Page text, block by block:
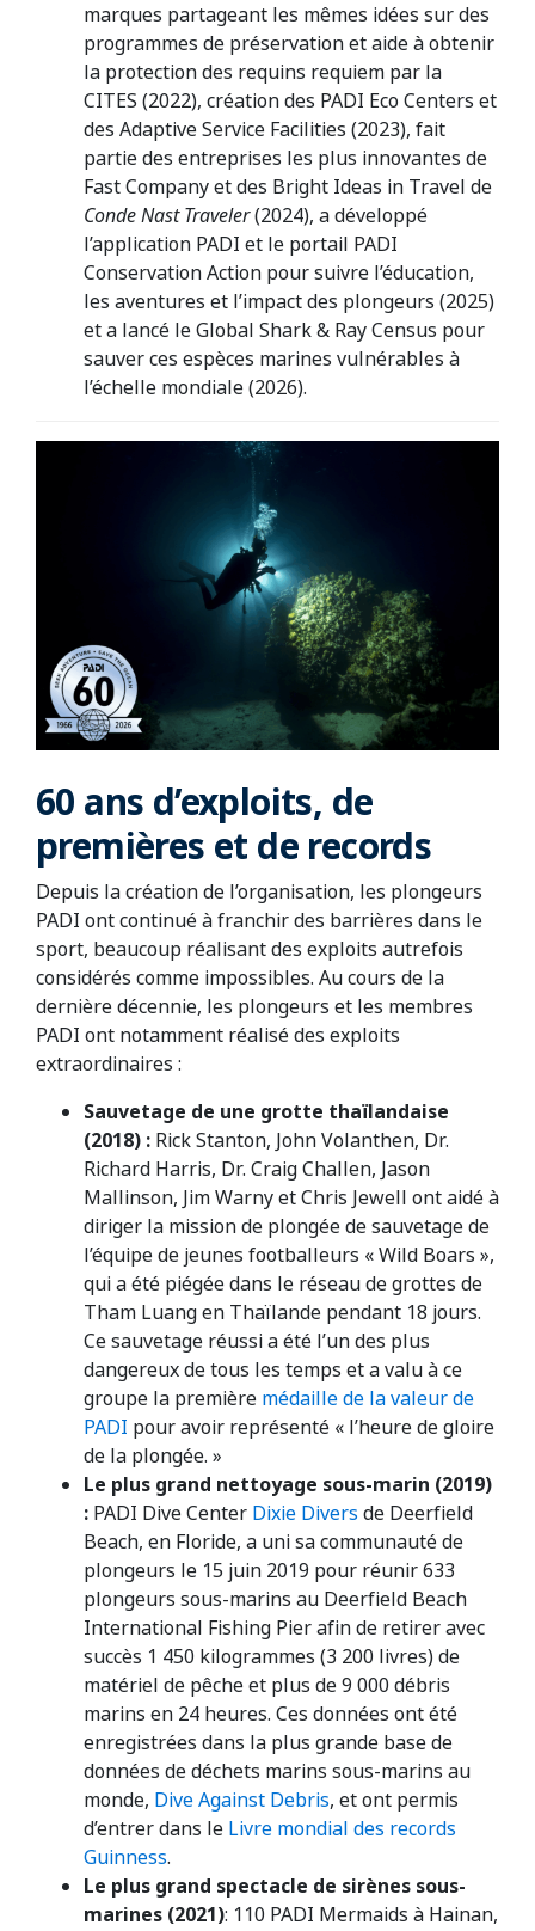
marques partageant les mêmes idées sur des
programmes de préservation et aide à obtenir
la protection des requins requiem par la
CITES (2022), création des PADI Eco Centers et
des Adaptive Service Facilities (2023), fait
partie des entreprises les plus innovantes de
Fast Company et des Bright Ideas in Travel de
Conde Nast Traveler(2024), a développé
l’application PADI et le portail PADI
Conservation Action pour suivre l’éducation,
les aventures et l’impact des plongeurs (2025)
et a lancé le Global Shark & Ray Census pour
sauver ces espèces marines vulnérables à
l’échelle mondiale (2026).
60 ans d’exploits, de
premières et de records
Depuis la création de l’organisation, les plongeurs
PADI ont continué à franchir des barrières dans le
sport, beaucoup réalisant des exploits autrefois
considérés comme impossibles. Au cours de la
dernière décennie, les plongeurs et les membres
PADI ont notamment réalisé des exploits
extraordinaires :
Sauvetage de une grotte thaïlandaise
(2018) : Rick Stanton, John Volanthen, Dr.
Richard Harris, Dr. Craig Challen, Jason
Mallinson, Jim Warny et Chris Jewell ont aidé à
diriger la mission de plongée de sauvetage de
l’équipe de jeunes footballeurs « Wild Boars »,
qui a été piégée dans le réseau de grottes de
Tham Luang en Thaïlande pendant 18 jours.
Ce sauvetage réussi a été l’un des plus
dangereux de tous les temps et a valu à ce
groupe la première médaille de la valeur de
PADI pour avoir représenté « l’heure de gloire
de la plongée. »
Le plus grand nettoyage sous-marin (2019)
: PADI Dive Center Dixie Divers de Deerfield
Beach, en Floride, a uni sa communauté de
plongeurs le 15 juin 2019 pour réunir 633
plongeurs sous-marins au Deerfield Beach
International Fishing Pier afin de retirer avec
succès 1 450 kilogrammes (3 200 livres) de
matériel de pêche et plus de 9 000 débris
marins en 24 heures. Ces données ont été
enregistrées dans la plus grande base de
données de déchets marins sous-marins au
monde, Dive Against Debris, et ont permis
d’entrer dans le Livre mondial des records
Guinness.
Le plus grand spectacle de sirènes sous-
marines (2021): 110 PADI Mermaids à Hainan,